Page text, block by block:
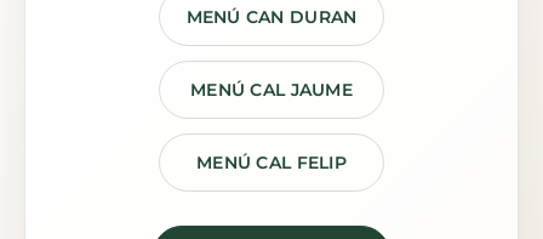
MENÚ CAN DURAN
MENÚ CAL JAUME
MENÚ CAL FELIP